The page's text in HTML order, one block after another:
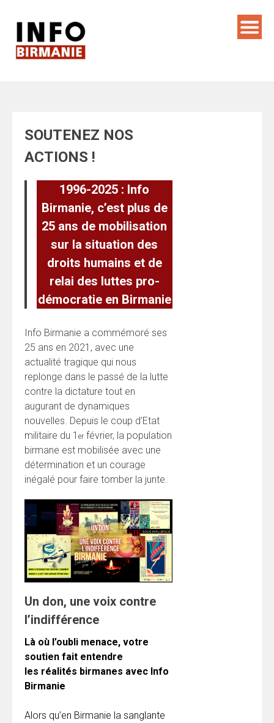
SOUTENEZ NOS
ACTIONS !
1996-2025 : Info
Birmanie, c’est plus de
25 ans de mobilisation
sur la situation des
droits humains et de
relai des luttes pro-
démocratie en Birmanie
Info Birmanie a commémoré ses
25 ans en 2021, avec une
actualité tragique qui nous
replonge dans le passé de la lutte
contre la dictature tout en
augurant de dynamiques
nouvelles. Depuis le coup d’Etat
militaire du 1 er février, la population
birmane est mobilisée avec une
détermination et un courage
inégalé pour faire tomber la junte.
Un don, une voix contre
l’indifférence
Là où l’oubli menace, votre
soutien fait entendre
les réalités birmanes avec Info
Birmanie
Alors qu’en Birmanie la sanglante